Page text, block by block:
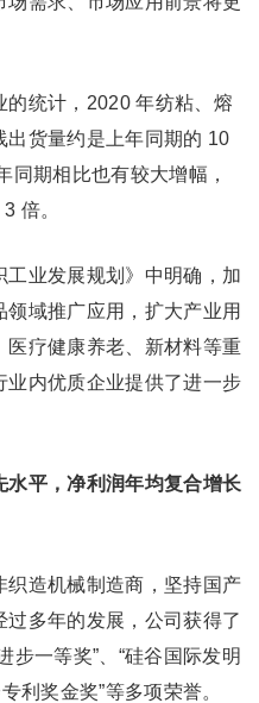
的统计，2020 年纺粘、熔
出货量约是上年同期的 10
同期相比也有较大增幅，
倍。
业发展规划》中明确，加
域推广应用，扩大产业用
医疗健康养老、新材料等重
业内优质企业提供了进一步
水平，净利润年均复合增长
织造机械制造商，坚持国产
多年的发展，公司获得了
步一等奖”、“硅谷国际发明
利奖金奖”等多项荣誉。